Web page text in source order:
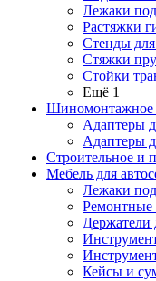
Лежаки
Растяжки
Стенды для
Стяжки
Стойки
Ещё 1
Шиномонтажное
Адаптеры
Адаптеры
Строительное и
Мебель для
Лежаки
Ремонтные
Держатели
Кейсы и